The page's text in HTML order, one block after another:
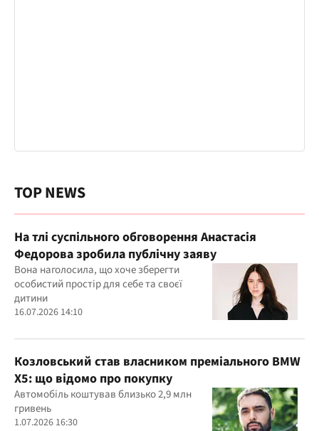
TOP NEWS
На тлі суспільного обговорення Анастасія
Федорова зробила публічну заяву
Вона наголосила, що хоче зберегти
особистий простір для себе та своєї
дитини
16.07.2026 14:10
Козловський став власником преміального BMW
X5: що відомо про покупку
Автомобіль коштував близько 2,9 млн
гривень
1.07.2026 16:30